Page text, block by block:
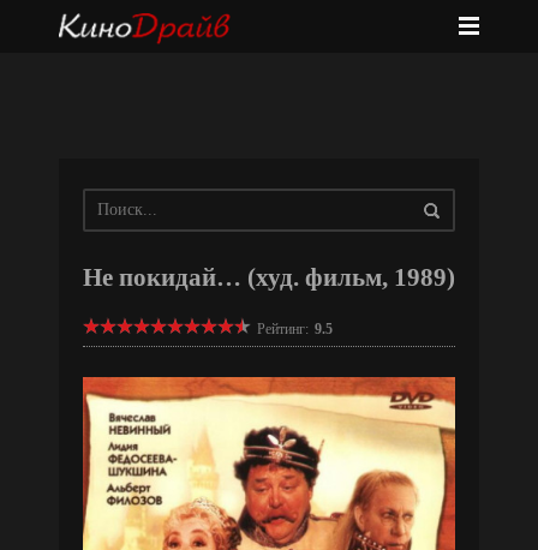
Не покидай… (худ. фильм, 1989)
Рейтинг: 9.5